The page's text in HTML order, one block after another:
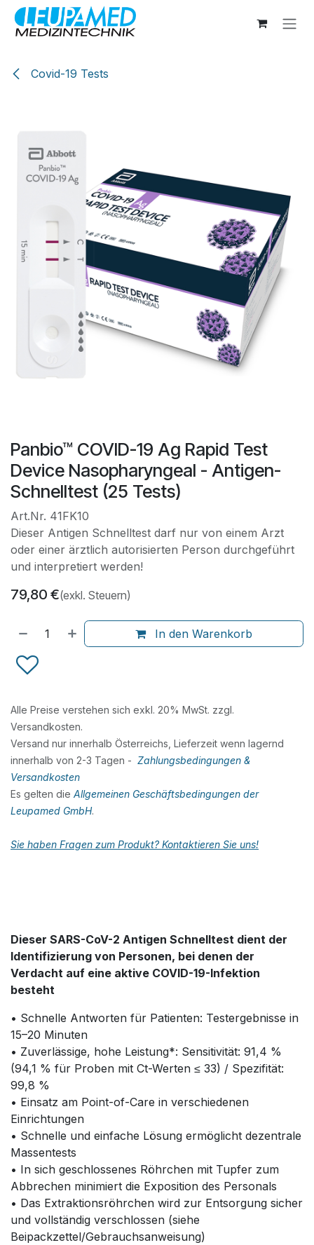
Zum Inhalt springen
Covid-19 Tests
​​​​​​​Panbio™ COVID-19 Ag Rapid Test
Device Nasopharyngeal - Antigen-
Schnelltest (25 Tests)
Art.Nr. 41FK10
Dieser Antigen Schnelltest darf nur von einem Arzt
oder einer ärztlich autorisierten Person durchgeführt
und interpretiert werden!
79,80 €(exkl. Steuern)
In den Warenkorb
Alle Preise verstehen sich exkl. 20% MwSt. zzgl.
Versandkosten.
Versand nur innerhalb Österreichs, Lieferzeit wenn lagernd
innerhalb von 2-3 Tagen - Zahlungsbedingungen &
Versandkosten
Es gelten die Allgemeinen Geschäftsbedingungen der
Leupamed GmbH.
Sie haben Fragen zum Produkt? Kontaktieren Sie uns!
Dieser SARS-CoV-2 Antigen Schnelltest dient der
Identifizierung von Personen, bei denen der
Verdacht auf eine aktive COVID-19-Infektion
besteht
• Schnelle Antworten für Patienten: Testergebnisse in
15–20 Minuten
• Zuverlässige, hohe Leistung*: Sensitivität: 91,4 %
(94,1 % für Proben mit Ct-Werten ≤ 33) / Spezifität:
99,8 %
• Einsatz am Point-of-Care in verschiedenen
Einrichtungen
• Schnelle und einfache Lösung ermöglicht dezentrale
Massentests
• In sich geschlossenes Röhrchen mit Tupfer zum
Abbrechen minimiert die Exposition des Personals
• Das Extraktionsröhrchen wird zur Entsorgung sicher
und vollständig verschlossen (siehe
Beipackzettel/Gebrauchsanweisung)